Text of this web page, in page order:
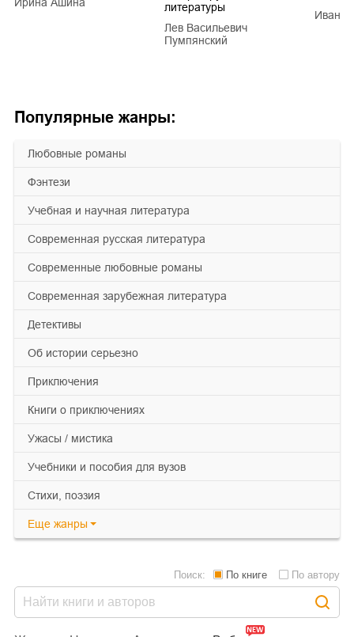
Популярные жанры:
любовные романы
фэнтези
учебная и научная литература
современная русская литература
современные любовные романы
современная зарубежная литература
детективы
об истории серьезно
приключения
книги о приключениях
ужасы / мистика
учебники и пособия для вузов
cтихи, поэзия
Еще жанры
литературы
Лев Васильевич
Пумпянский
Иван
Поиск: По книге По автору